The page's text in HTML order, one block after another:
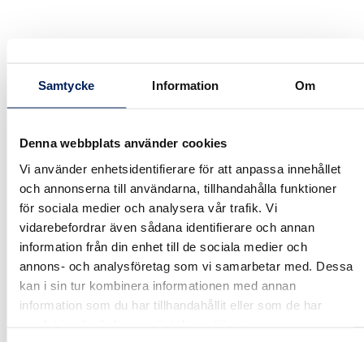
Samtycke Information Om
Denna webbplats använder cookies
Vi använder enhetsidentifierare för att anpassa innehållet
och annonserna till användarna, tillhandahålla funktioner
för sociala medier och analysera vår trafik. Vi
vidarebefordrar även sådana identifierare och annan
information från din enhet till de sociala medier och
annons- och analysföretag som vi samarbetar med. Dessa
kan i sin tur kombinera informationen med annan
information som du har tillhandahållit eller som de har
You may be interested in…
Your cart is currently empty!
New in store